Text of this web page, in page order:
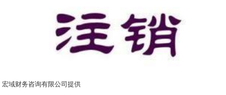
宏域财务咨询有限公司提供